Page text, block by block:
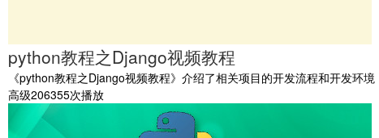
python教程之Django视频教程
《python教程之Django视频教程》介绍了相关项目的开发流程和开发环
高级206355次播放